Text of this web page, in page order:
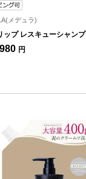
メデュラ)
ップ レスキューシャン
円